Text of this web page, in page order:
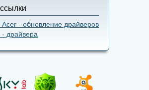
Acer - обновление драйверов
- драйвера